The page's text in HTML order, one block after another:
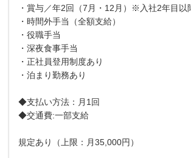
・賞与／年2回（7月・12月）※入社2年目以
・時間外手当（全額支給）
・役職手当
・深夜食事手当
・正社員登用制度あり
・泊まり勤務あり
◆支払い方法：月1回
◆交通費:一部支給
規定あり（上限：月35,000円）